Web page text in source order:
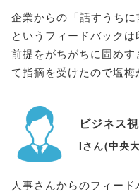
企業からの 「話すうち
というフィードバック
前提をがちがちに固め
て指摘を受けたので塩
ビジネス
Iさん(中央
人事さんからのフィー